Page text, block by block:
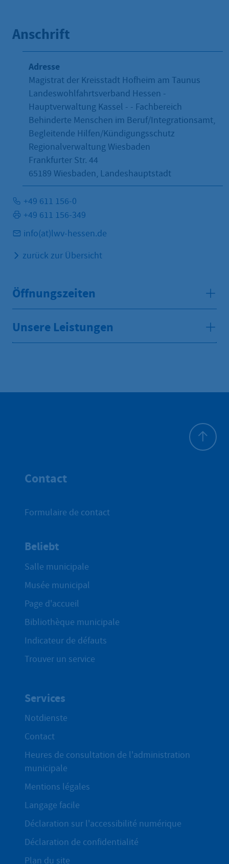
Anschrift
Adresse
Magistrat der Kreisstadt Hofheim am Taunus
Landeswohlfahrtsverband Hessen -
Hauptverwaltung Kassel - - Fachbereich
Behinderte Menschen im Beruf/Integrationsamt,
Begleitende Hilfen/Kündigungsschutz
Regionalverwaltung Wiesbaden
Frankfurter Str. 44
65189 Wiesbaden, Landeshauptstadt
+49 611 156-0
+49 611 156-349
info(at)lwv-hessen.de
zurück zur Übersicht
Öffnungszeiten
Unsere Leistungen
Contact
Formulaire de contact
Beliebt
Salle municipale
Musée municipal
Page d'accueil
Bibliothèque municipale
Indicateur de défauts
Trouver un service
Services
Notdienste
Contact
Heures de consultation de l'administration
municipale
Mentions légales
Langage facile
Déclaration sur l'accessibilité numérique
Déclaration de confidentialité
Plan du site